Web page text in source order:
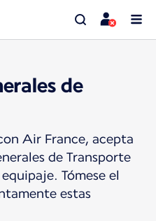
de
Air France, acepta
de Transporte
Tómese el
estas